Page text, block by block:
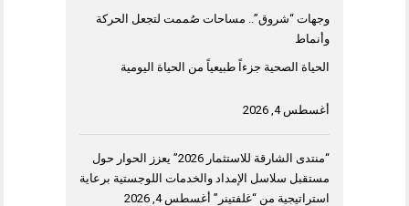
وجهات “شروق”.. مساحات صُممت لتجعل الحركة
وأنماط
الحياة الصحية جزءاً طبيعياً من الحياة اليومية
أغسطس 4, 2026
“منتدى الشارقة للاستثمار 2026” يعزز الحوار حول
مستقبل سلاسل الإمداد والخدمات اللوجستية برعاية
استراتيجية من “غلفتينر” أغسطس 4, 2026